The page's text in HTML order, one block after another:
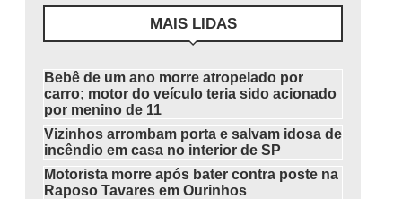
MAIS LIDAS
Bebê de um ano morre atropelado por
carro; motor do veículo teria sido acionado
por menino de 11
Vizinhos arrombam porta e salvam idosa de
incêndio em casa no interior de SP
Motorista morre após bater contra poste na
Raposo Tavares em Ourinhos